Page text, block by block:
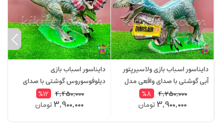
دایناسور اسباب بازی ولاسیرپتور
آبی گوشتی با صدای واقعی مدل
4,250,000
%8
3,900,000تومان
دایناسور اسباب بازی
دیلوفوسوروس گوشتی با صدای
واقعی مدل 005Q24,450,000
%12
3,900,000تومان